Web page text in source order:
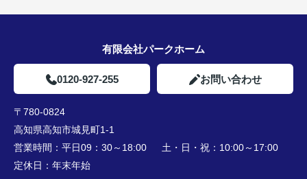
有限会社パークホーム
0120-927-255 お問い合わせ
〒780-0824
高知県高知市城見町1-1
営業時間： 平日09：30～18:00 土・日・祝：10:00～17:00
定休日： 年末年始